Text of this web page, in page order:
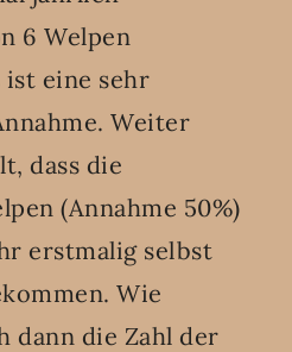
6 Welpen
ist eine sehr
Weiter
dass die
(Annahme 50%)
erstmalig selbst
Wie
dann die Zahl der